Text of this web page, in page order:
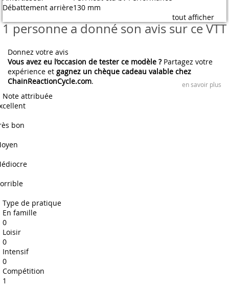
Débattement arrière130 mm
tout afficher
1 personne a donné son avis sur ce VTT
Donnez votre avis
Vous avez eu l’occasion de tester ce modèle ?Partagez votre
expérience et gagnez un chèque cadeau valable chez
ChainReactionCycle.com. en savoir plus
Note attribuée
bon
Type de pratique
En famille
0
Loisir
0
Intensif
0
Compétition
1